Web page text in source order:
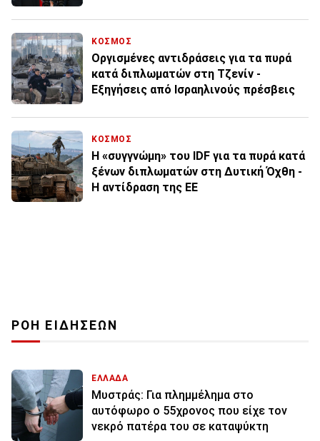
ΚΟΣΜΟΣ
Οργισμένες αντιδράσεις για τα πυρά
κατά διπλωματών στη Τζενίν -
Εξηγήσεις από Ισραηλινούς πρέσβεις
ΚΟΣΜΟΣ
Η «συγγνώμη» του IDF για τα πυρά κατά
ξένων διπλωματών στη Δυτική Όχθη -
Η αντίδραση της ΕΕ
ΡΟΗ ΕΙΔΗΣΕΩΝ
ΕΛΛΑΔΑ
Μυστράς: Για πλημμέλημα στο
αυτόφωρο ο 55χρονος που είχε τον
νεκρό πατέρα του σε καταψύκτη